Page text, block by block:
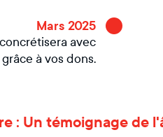
Mars 2025
avec
à vos dons.
: Un témoignage de